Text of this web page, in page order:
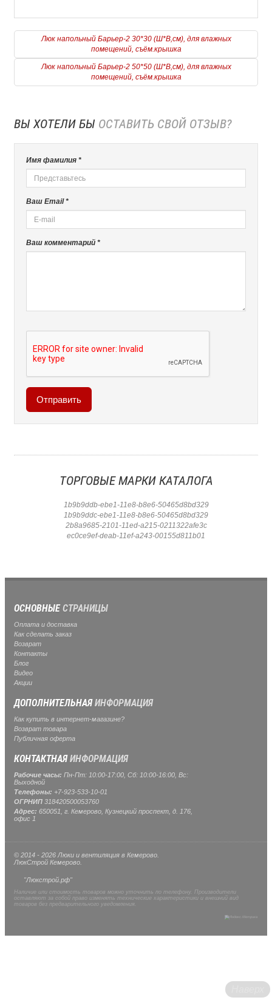
Люк напольный Барьер-2 30*30 (Ш*В,см), для влажных
помещений, съём.крышка
Люк напольный Барьер-2 50*50 (Ш*В,см), для влажных
помещений, съём.крышка
ВЫ ХОТЕЛИ БЫ ОСТАВИТЬ СВОЙ ОТЗЫВ?
Имя фамилия *
Ваш Email *
Ваш комментарий *
ТОРГОВЫЕ МАРКИ КАТАЛОГА
1b9b9ddb-ebe1-11e8-b8e6-50465d8bd329
1b9b9ddc-ebe1-11e8-b8e6-50465d8bd329
2b8a9685-2101-11ed-a215-0211322afe3c
ec0ce9ef-deab-11ef-a243-00155d811b01
ОСНОВНЫЕСТРАНИЦЫ
Оплата и доставка
Как сделать заказ
Возврат
Контакты
Блог
Видео
Акции
ДОПОЛНИТЕЛЬНАЯИНФОРМАЦИЯ
Как купить в интернет-магазине?
Возврат товара
Публичная оферта
КОНТАКТНАЯИНФОРМАЦИЯ
Рабочие часы: Пн-Пт: 10:00-17:00, Сб: 10:00-16:00, Вс:
Выходной
Телефоны: +7-923-533-10-01
ОГРНИП 318420500053760
Адрес: 650051, г. Кемерово, Кузнецкий проспект, д. 176,
офис 1
© 2014 - 2026 Люки и вентиляция в Кемерово.
ЛюкСтрой Кемерово.
"Люкстрой.рф"
Наличие или стоимость товаров можно уточнить по телефону. Производители
оставляют за собой право изменять технические характеристики и внешний вид
товаров без предварительного уведомления.